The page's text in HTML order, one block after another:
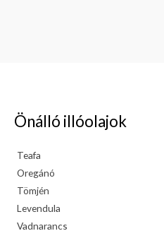
Önálló illóolajok
Teafa
Oregánó
Tömjén
Levendula
Vadnarancs